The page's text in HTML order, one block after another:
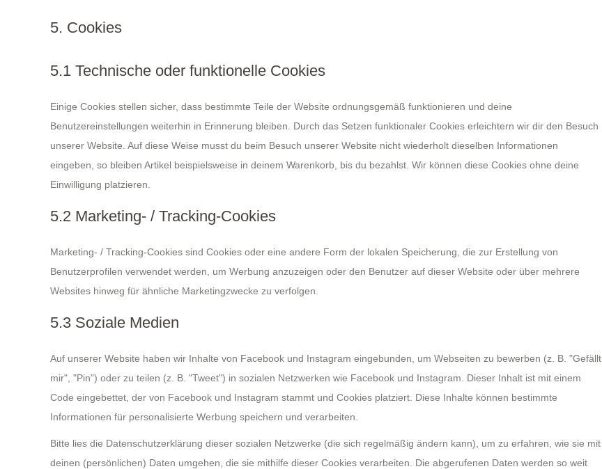
5. Cookies
5.1 Technische oder funktionelle Cookies
Einige Cookies stellen sicher, dass bestimmte Teile der Website ordnungsgemäß funktionieren und deine
Benutzereinstellungen weiterhin in Erinnerung bleiben. Durch das Setzen funktionaler Cookies erleichtern wir dir den Besuch
unserer Website. Auf diese Weise musst du beim Besuch unserer Website nicht wiederholt dieselben Informationen
eingeben, so bleiben Artikel beispielsweise in deinem Warenkorb, bis du bezahlst. Wir können diese Cookies ohne deine
Einwilligung platzieren.
5.2 Marketing- / Tracking-Cookies
Marketing- / Tracking-Cookies sind Cookies oder eine andere Form der lokalen Speicherung, die zur Erstellung von
Benutzerprofilen verwendet werden, um Werbung anzuzeigen oder den Benutzer auf dieser Website oder über mehrere
Websites hinweg für ähnliche Marketingzwecke zu verfolgen.
5.3 Soziale Medien
Auf unserer Website haben wir Inhalte von Facebook und Instagram eingebunden, um Webseiten zu bewerben (z. B. "Gefällt
mir", "Pin") oder zu teilen (z. B. "Tweet") in sozialen Netzwerken wie Facebook und Instagram. Dieser Inhalt ist mit einem
Code eingebettet, der von Facebook und Instagram stammt und Cookies platziert. Diese Inhalte können bestimmte
Informationen für personalisierte Werbung speichern und verarbeiten.
Bitte lies die Datenschutzerklärung dieser sozialen Netzwerke (die sich regelmäßig ändern kann), um zu erfahren, wie sie mit
deinen (persönlichen) Daten umgehen, die sie mithilfe dieser Cookies verarbeiten. Die abgerufenen Daten werden so weit